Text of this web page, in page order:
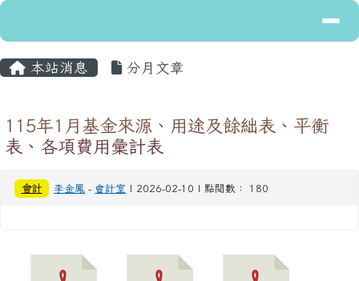
跳至主內容區
花蓮縣立富里國民中學
導覽列
本站消息 分月文章
115年1月基金來源、用途及餘絀表、平衡
表、各項費用彙計表
會計 李金鳳 -會計室 | 2026-02-10 | 點閱數： 180